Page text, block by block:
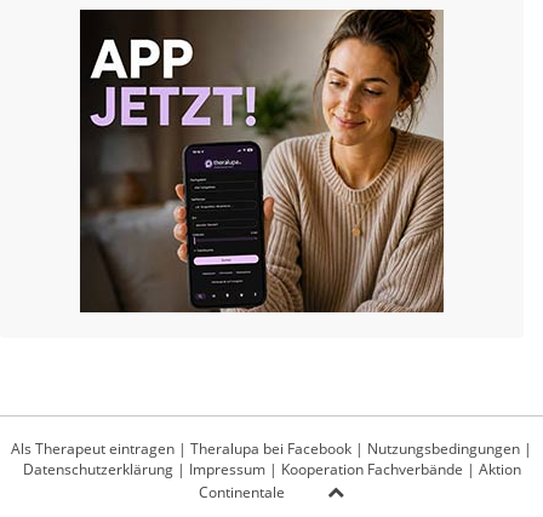
Als Therapeut eintragen | Theralupa bei Facebook | Nutzungsbedingungen |
Datenschutzerklärung| Impressum| Kooperation Fachverbände | Aktion
Continentale